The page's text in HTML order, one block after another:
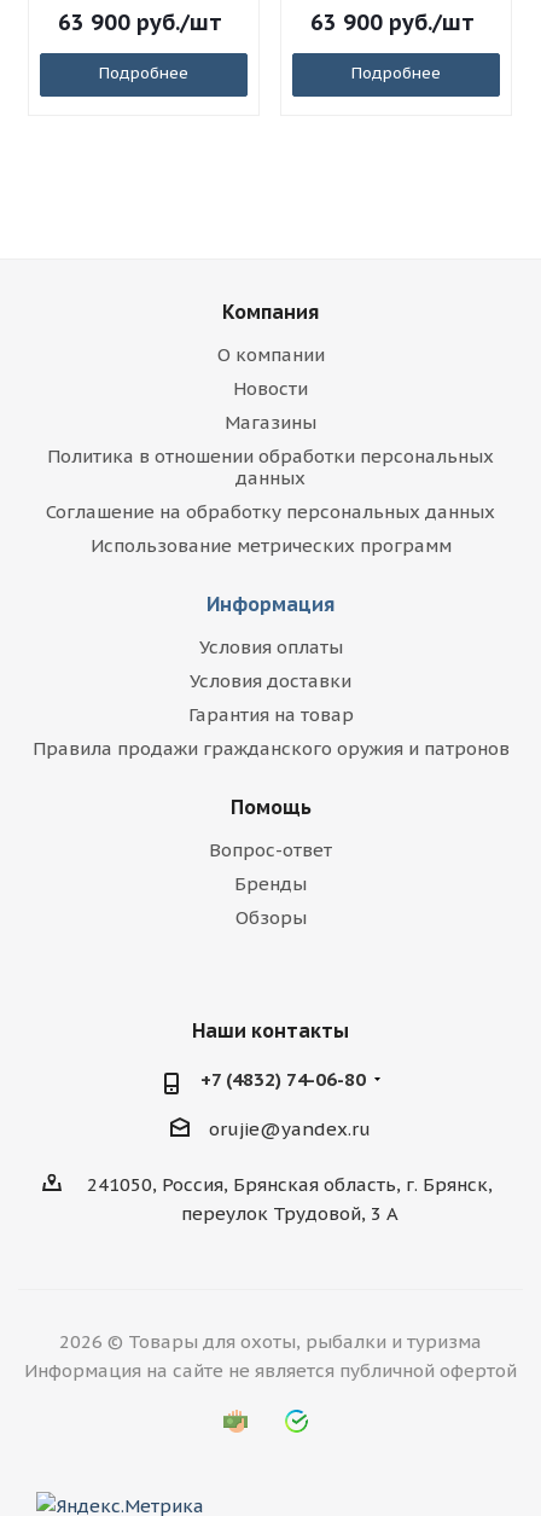
63 900руб./шт
Подробнее
63 900руб./шт
Подробнее
Компания
О компании
Новости
Магазины
Политика в отношении обработки персональных
данных
Соглашение на обработку персональных данных
Использование метрических программ
Информация
Условия оплаты
Условия доставки
Гарантия на товар
Правила продажи гражданского оружия и патронов
Помощь
Вопрос-ответ
Бренды
Обзоры
Наши контакты
+7 (4832) 74-06-80
orujie@yandex.ru
241050, Россия, Брянская область, г. Брянск,
переулок Трудовой, 3 А
2026 © Товары для охоты, рыбалки и туризма
Информация на сайте не является публичной офертой